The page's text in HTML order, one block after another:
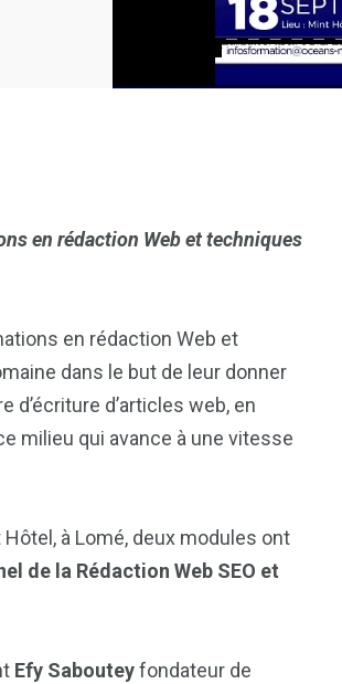
en rédaction Web et techniques
en rédaction Web et
dans le but de leur donner
d’articles web, en
milieu qui avance à une vitesse
à Lomé, deux modules ont
de la Rédaction Web SEO et
Efy Sabouteyfondateur de